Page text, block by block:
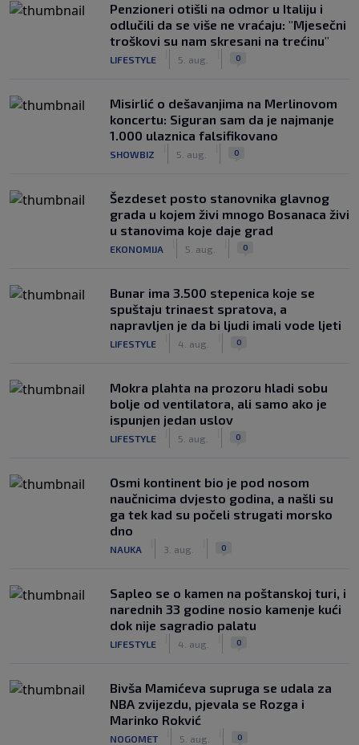
Penzioneri otišli na odmor u Italiju i
odlučili da se više ne vraćaju: "Mjesečni
troškovi su nam skresani na trećinu"
LIFESTYLE 5. aug. 0
Misirlić o dešavanjima na Merlinovom
koncertu: Siguran sam da je najmanje
1.000 ulaznica falsifikovano
SHOWBIZ 5. aug. 0
Šezdeset posto stanovnika glavnog
grada u kojem živi mnogo Bosanaca živi
u stanovima koje daje grad
EKONOMIJA 5. aug. 0
Bunar imа 3.500 stepenica koje se
spuštaju trinaest spratova, a
napravljen je da bi ljudi imali vode ljeti
LIFESTYLE 4. aug. 0
Mokra plahta na prozoru hladi sobu
bolje od ventilatora, ali samo ako je
ispunjen jedan uslov
LIFESTYLE 5. aug. 0
Osmi kontinent bio je pod nosom
naučnicima dvjesto godina, a našli su
ga tek kad su počeli strugati morsko
dno
NAUKA 3. aug. 0
Saplео se o kamen na poštanskoj turi, i
narednih 33 godine nosio kamenje kući
dok nije sagradio palatu
LIFESTYLE 4. aug. 0
Bivša Mamićeva supruga se udala za
NBA zvijezdu, pjevala se Rozga i
Marinko Rokvić
NOGOMET 5. aug. 0